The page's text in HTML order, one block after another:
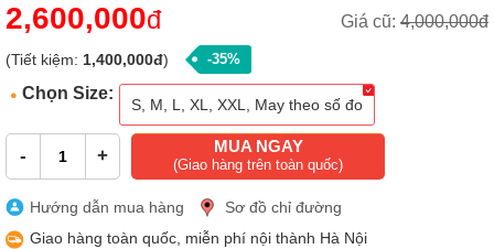
Giá cũ: 4,000,000đ
2,600,000đ
(Tiết kiệm: 1,400,000đ) -35%
Chọn Size:
S, M, L, XL, XXL, May theo số đo
- + MUA NGAY
(Giao hàng trên toàn quốc)
Hướng dẫn mua hàng
Sơ đồ chỉ đường
Giao hàng toàn quốc, miễn phí nội thành Hà Nội